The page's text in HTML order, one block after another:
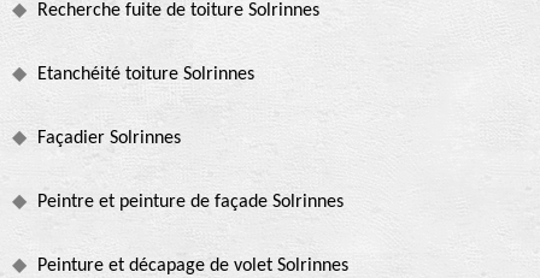
Recherche fuite de toiture Solrinnes
Etanchéité toiture Solrinnes
Façadier Solrinnes
Peintre et peinture de façade Solrinnes
Peinture et décapage de volet Solrinnes